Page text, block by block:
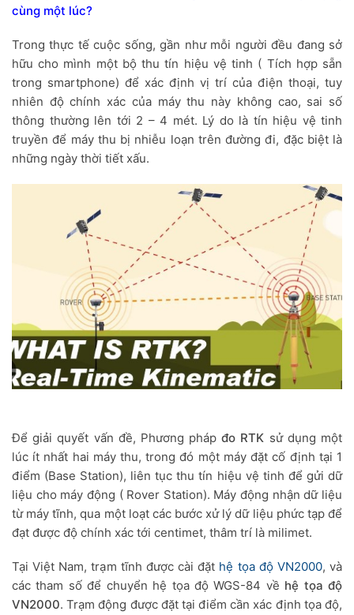
cùng một lúc?
Trong thực tế cuộc sống, gần như mỗi người đều đang sở
hữu cho mình một bộ thu tín hiệu vệ tinh ( Tích hợp sẵn
trong smartphone) để xác định vị trí của điện thoại, tuy
nhiên độ chính xác của máy thu này không cao, sai số
thông thường lên tới 2 – 4 mét. Lý do là tín hiệu vệ tinh
truyền để máy thu bị nhiễu loạn trên đường đi, đặc biệt là
những ngày thời tiết xấu.
Để giải quyết vấn đề, Phương phápđo RTK sử dụng một
lúc ít nhất hai máy thu, trong đó một máy đặt cố định tại 1
điểm (Base Station), liên tục thu tín hiệu vệ tinh để gửi dữ
liệu cho máy động ( Rover Station). Máy động nhận dữ liệu
từ máy tĩnh, qua một loạt các bước xử lý dữ liệu phức tạp để
đạt được độ chính xác tới centimet, thâm trí là milimet.
Tại Việt Nam, trạm tĩnh được cài đặt hệ tọa độ VN2000, và
các tham số để chuyển hệ tọa độ WGS-84 về hệ tọa độ
VN2000. Trạm động được đặt tại điểm cần xác định tọa độ,